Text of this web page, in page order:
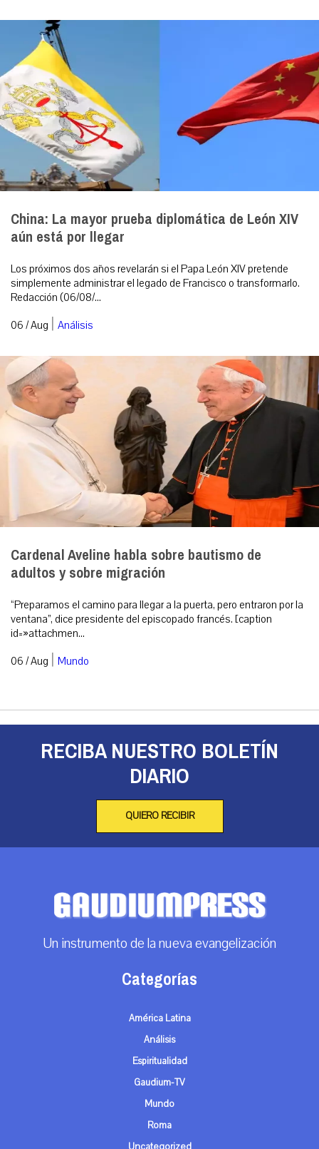
China: La mayor prueba diplomática de León XIV
aún está por llegar
Los próximos dos años revelarán si el Papa León XIV pretende
simplemente administrar el legado de Francisco o transformarlo.
Redacción (06/08/...
06 / Aug | Análisis
Cardenal Aveline habla sobre bautismo de
adultos y sobre migración
“Preparamos el camino para llegar a la puerta, pero entraron por la
ventana”, dice presidente del episcopado francés. [caption
id=»attachmen...
06 / Aug | Mundo
RECIBA NUESTRO BOLETÍN
DIARIO
QUIERO RECIBIR
Un instrumento de la nueva evangelización
Categorías
América Latina
Análisis
Espiritualidad
Gaudium-TV
Mundo
Roma